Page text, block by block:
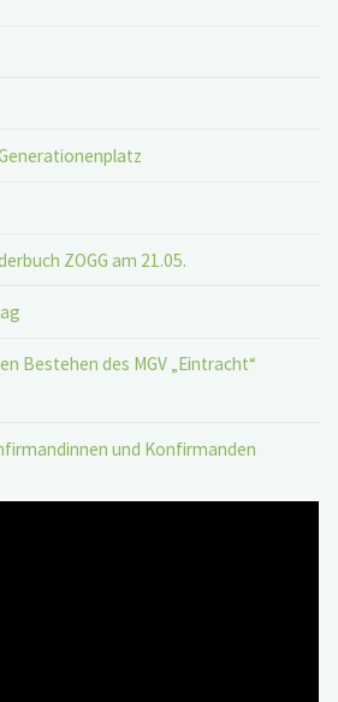
ZOGG am 21.05.
Bestehen des MGV „Eintracht“
und Konfirmanden